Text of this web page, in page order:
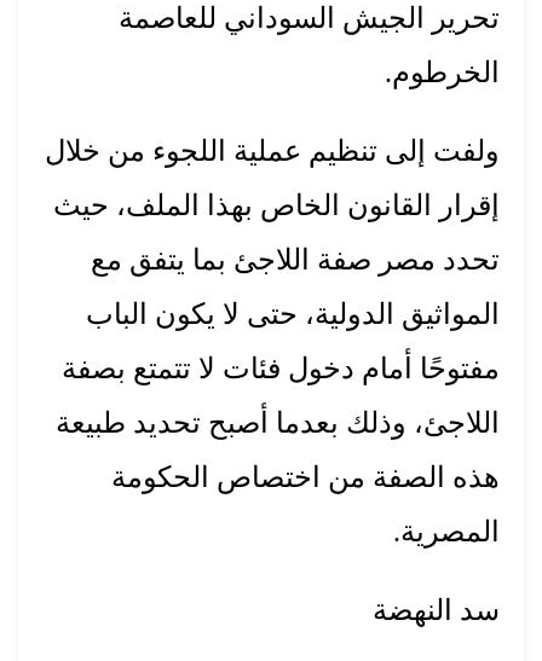
تحرير الجيش السوداني للعاصمة
الخرطوم.
ولفت إلى تنظيم عملية اللجوء من خلال
إقرار القانون الخاص بهذا الملف، حيث
تحدد مصر صفة اللاجئ بما يتفق مع
المواثيق الدولية، حتى لا يكون الباب
مفتوحًا أمام دخول فئات لا تتمتع بصفة
اللاجئ، وذلك بعدما أصبح تحديد طبيعة
هذه الصفة من اختصاص الحكومة
المصرية.
سد النهضة